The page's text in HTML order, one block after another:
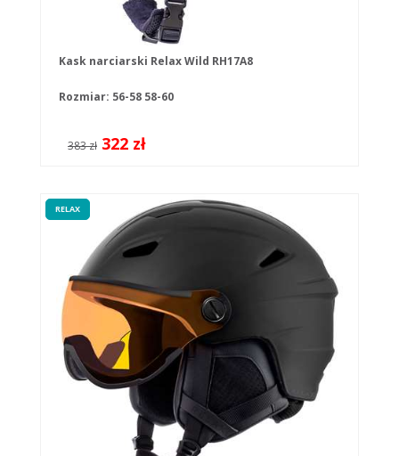
Kask narciarski Relax Wild RH17A8
Rozmiar: 56-58 58-60
383 zł 322 zł
RELAX